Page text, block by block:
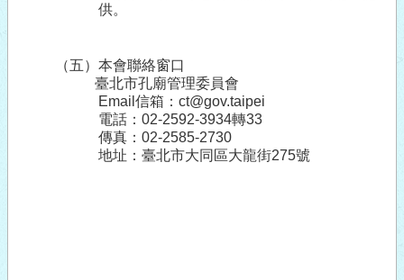
供。
（五）本會聯絡窗口
臺北市孔廟管理委員會
Email 信箱： ct@gov.taipei
電話： 02-2592-3934轉33
傳真：02-2585-2730
地址：臺北市大同區大龍街275號